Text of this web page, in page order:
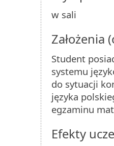
w sali
Założenia
Student
systemu
do sytuacji
języka
egzaminu
Efekty